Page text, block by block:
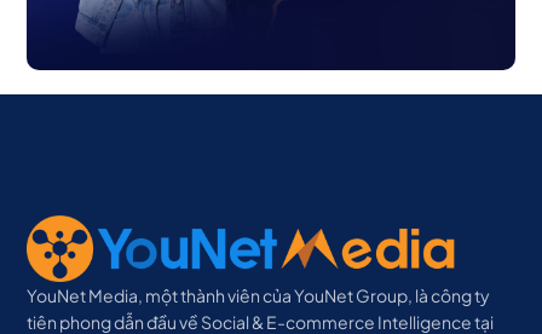
YouNet Media, một thành viên của YouNet Group, là công ty
tiên phong dẫn đầu về Social & E-commerce Intelligence tại